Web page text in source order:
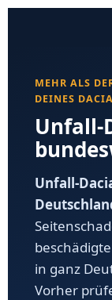
MEHR ALS
DEINES DACIA
Unfall-
Unfall-
in ganz
Vorher